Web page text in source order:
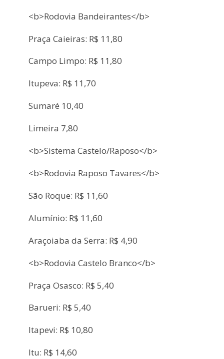
<b>Rodovia Bandeirantes</b>
Praça Caieiras: R$ 11,80
Campo Limpo: R$ 11,80
Itupeva: R$ 11,70
Sumaré 10,40
Limeira 7,80
<b>Sistema Castelo/Raposo</b>
<b>Rodovia Raposo Tavares</b>
São Roque: R$ 11,60
Alumínio: R$ 11,60
Araçoiaba da Serra: R$ 4,90
<b>Rodovia Castelo Branco</b>
Praça Osasco: R$ 5,40
Barueri: R$ 5,40
Itapevi: R$ 10,80
Itu: R$ 14,60